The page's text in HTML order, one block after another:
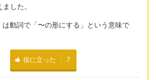
した。
動詞で「〜の形にする」という意味で
役に立った 7